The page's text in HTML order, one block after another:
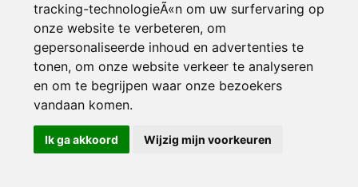
tracking-technologieÃ«n om uw surfervaring op
onze website te verbeteren, om
gepersonaliseerde inhoud en advertenties te
tonen, om onze website verkeer te analyseren
en om te begrijpen waar onze bezoekers
vandaan komen.
Ik ga akkoord Wijzig mijn voorkeuren